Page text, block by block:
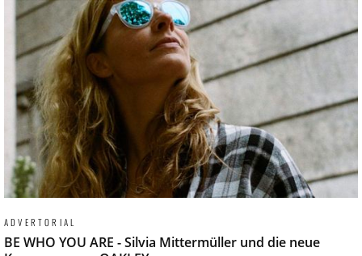
ADVERTORIAL
BE WHO YOU ARE - Silvia Mittermüller und die neue